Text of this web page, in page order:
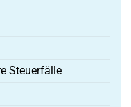
Steuerfälle